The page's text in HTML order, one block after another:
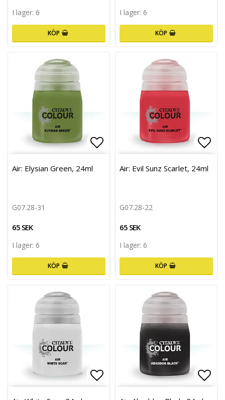
I lager: 6
KÖP
I lager: 6
KÖP
Lägg till i favoritlistan
Air: Elysian Green, 24ml
G07.28-31
65 SEK
I lager: 6
KÖP
Air: Evil Sunz Scarlet, 24ml
G07.28-22
65 SEK
I lager: 6
KÖP
Lägg till i favoritlistan